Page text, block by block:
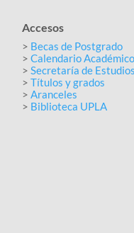
Accesos
> Becas de Postgrado
> Calendario Académico
> Secretaría de Estudios
> Títulos y grados
> Aranceles
> Biblioteca UPLA